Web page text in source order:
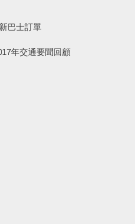
巴士訂單
年交通要聞回顧